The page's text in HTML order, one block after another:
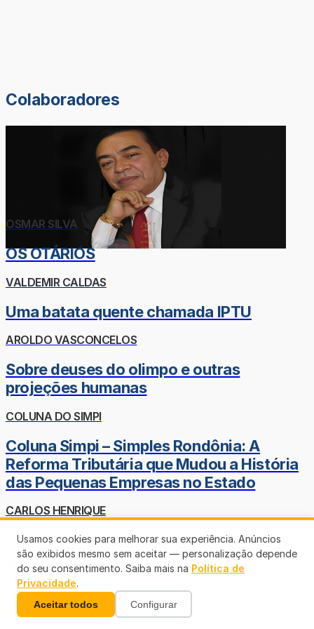
Colaboradores
OSMAR SILVA
OS OTÁRIOS
VALDEMIR CALDAS
Uma batata quente chamada IPTU
AROLDO VASCONCELOS
Sobre deuses do olimpo e outras
projeções humanas
COLUNA DO SIMPI
Coluna Simpi – Simples Rondônia: A
Reforma Tributária que Mudou a História
das Pequenas Empresas no Estado
CARLOS HENRIQUE
OPINIÃO DE CARLOS HENRIQUE ÂNGELO -
Os Partidos políticos e o Poder
RUDINEY PRADO
Parece que foi ontem
Usamos cookies para melhorar sua experiência. Anúncios
são exibidos mesmo sem aceitar — personalização depende
do seu consentimento. Saiba mais na Política de
Privacidade.
Aceitar todos Configurar